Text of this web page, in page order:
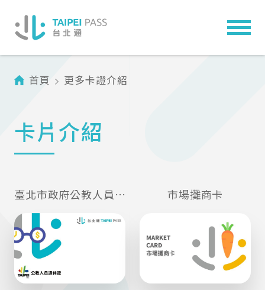
首頁 更多卡證介紹
卡片介紹
臺北市政府公教人員退休證 市場攤商卡